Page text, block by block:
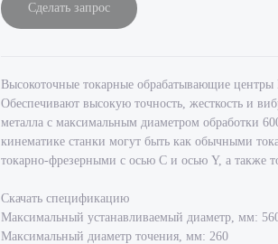
Сделать запрос
Высокоточные токарные обрабатывающие
Обеспечивают высокую точность, жесткость и
металла с максимальным диаметром обработки
кинематике станки могут быть как обычными
токарно-фрезерными с осью С и осью Y, а также
Скачать спецификацию
Максимальный устанавливаемый диаметр, мм:
Максимальный диаметр точения, мм: 260